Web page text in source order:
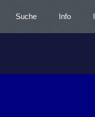
Suche Info